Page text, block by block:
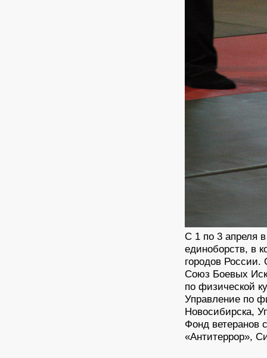
С 1 по 3 апреля
единоборств, в
городов
Союз Боевых
по физической
Управление по
Новосибирска,
Фонд ветеранов
«Антитеррор»,